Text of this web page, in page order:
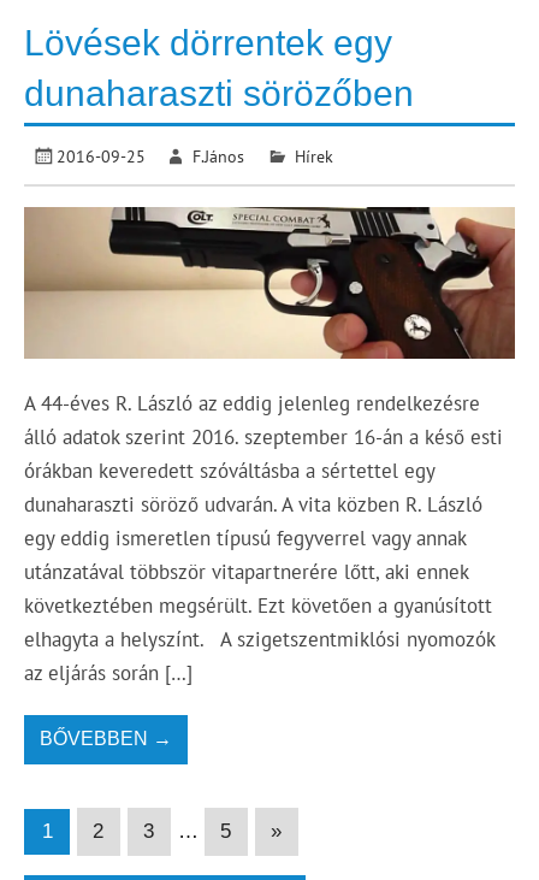
Lövések dörrentek egy
dunaharaszti sörözőben
2016-09-25 F.János Hírek
A 44-éves R. László az eddig jelenleg rendelkezésre
álló adatok szerint 2016. szeptember 16-án a késő esti
órákban keveredett szóváltásba a sértettel egy
dunaharaszti söröző udvarán. A vita közben R. László
egy eddig ismeretlen típusú fegyverrel vagy annak
utánzatával többször vitapartnerére lőtt, aki ennek
következtében megsérült. Ezt követően a gyanúsított
elhagyta a helyszínt. A szigetszentmiklósi nyomozók
az eljárás során […]
BŐVEBBEN →
1 2 3 … 5 »